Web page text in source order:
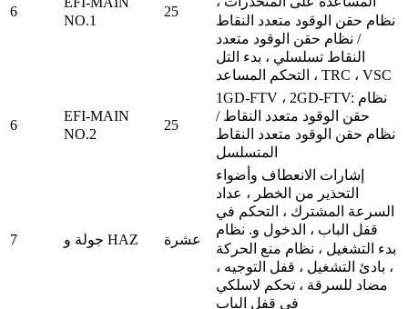
6
NO.1
25
نظام حقن الوقود متعدد النقاط
/ نظام حقن الوقود متعدد
النقاط تسلسلي ، بدء التل
التحكم المساعد ، TRC ، VSC
6
EFI-MAIN
NO.2
25
1GD-FTV ، 2GD-FTV: نظام
حقن الوقود متعدد النقاط /
نظام حقن الوقود متعدد النقاط
المتسلسل
7 جولة و HAZ عشرة
إشارات الانعطاف وأضواء
التحذير من الخطر ، عداد
السرعة المشترك ، التحكم في
قفل الباب ، الدخول و. نظام
بدء التشغيل ، نظام منع الحركة
، بادئ التشغيل ، قفل التوجيه ،
مضاد للسرقة ، تحكم لاسلكي
في قفل الباب